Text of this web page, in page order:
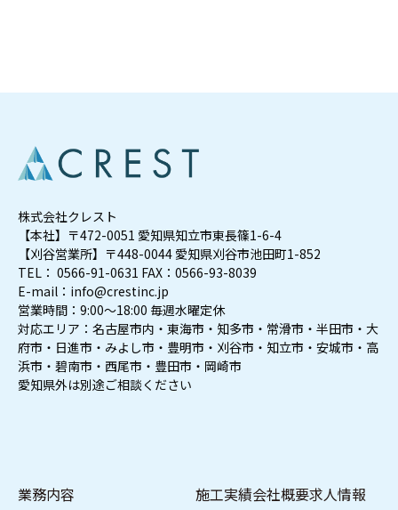
業務内容
施工実績会社概要求人情報
株式会社クレスト
【本社】〒472-0051 愛知県知立市東長篠1-6-4
【刈谷営業所】〒448-0044 愛知県刈谷市池田町1-852
TEL： 0566-91-0631 FAX：0566-93-8039
E-mail：info@crestinc.jp
営業時間：9:00～18:00 毎週水曜定休
対応エリア：名古屋市内・東海市・知多市・常滑市・半田市・大
府市・日進市・みよし市・豊明市・刈谷市・知立市・安城市・高
浜市・碧南市・西尾市・豊田市・岡崎市
愛知県外は別途ご相談ください